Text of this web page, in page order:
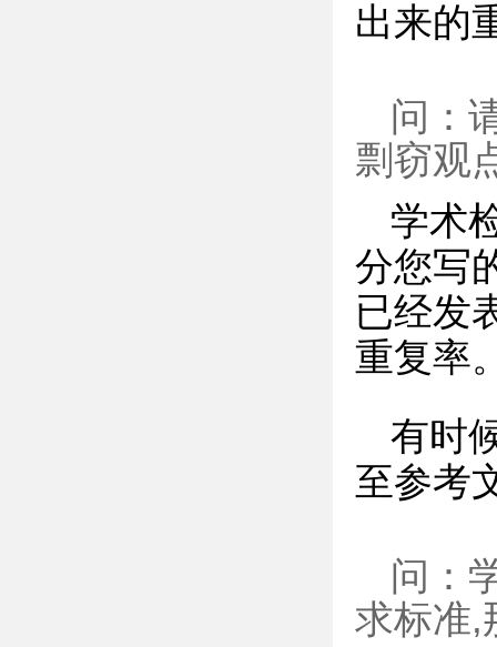
出来的
问：
剽窃观
学术
分您写
已经发
重复率
有时
至参考
问：
求标准,